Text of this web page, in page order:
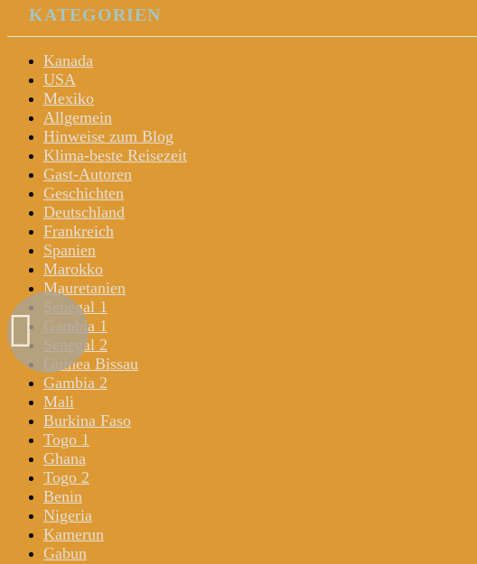
KATEGORIEN
Kanada
USA
Mexiko
Allgemein
Hinweise zum Blog
Klima-beste Reisezeit
Gast-Autoren
Geschichten
Deutschland
Frankreich
Spanien
Marokko
Mauretanien
Senegal 1
Gambia 1
Senegal 2
Guinea Bissau
Gambia 2
Mali
Burkina Faso
Togo 1
Ghana
Togo 2
Benin
Nigeria
Kamerun
Gabun